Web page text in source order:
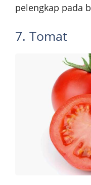
pelengkap pada
7. Tomat